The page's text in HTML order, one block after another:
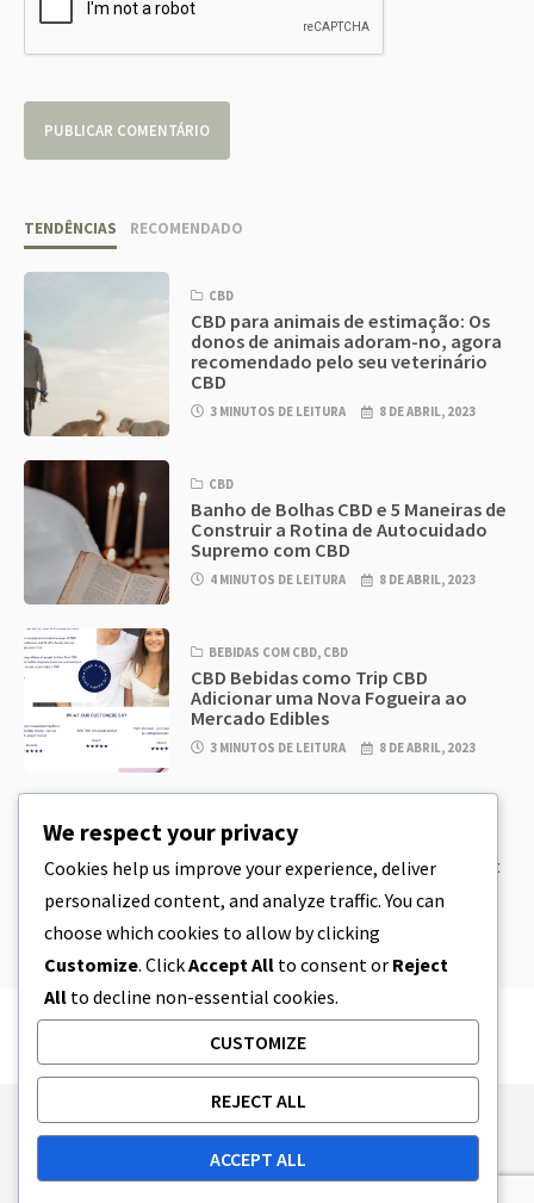
TENDÊNCIAS RECOMENDADO
CBD
CBD para animais de estimação: Os
donos de animais adoram-no, agora
recomendado pelo seu veterinário
CBD
3 MINUTOS DE LEITURA 8 DE ABRIL, 2023
CBD
Banho de Bolhas CBD e 5 Maneiras de
Construir a Rotina de Autocuidado
Supremo com CBD
4 MINUTOS DE LEITURA 8 DE ABRIL, 2023
BEBIDAS COM CBD, CBD
CBD Bebidas como Trip CBD
Adicionar uma Nova Fogueira ao
Mercado Edibles
3 MINUTOS DE LEITURA 8 DE ABRIL, 2023
CBD Cookie Dough & Incrivelmente
simples CBD Edibles You Can Make at
Home
5 MINUTOS DE LEITURA
Publishing Principles
Ethics Policy
Corrections Policy
Feedback Policy
We respect your privacy
Cookies help us improve your experience, deliver
personalized content, and analyze traffic. You can
choose which cookies to allow by clicking
Customize. ClickAccept All to consent or Reject
All to decline non-essential cookies.
CUSTOMIZE
REJECT ALL
ACCEPT ALL